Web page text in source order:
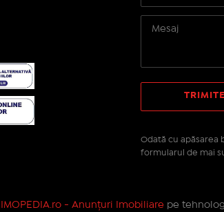
Odată cu apăsarea
formularul de mai
IMOPEDIA.ro - Anunțuri Imobiliare pe